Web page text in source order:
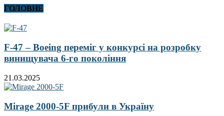
ГОЛОВНЕ
F-47 – Boeing переміг у конкурсі на розробку
винищувача 6-го покоління
21.03.2025
Mirage 2000-5F прибули в Україну